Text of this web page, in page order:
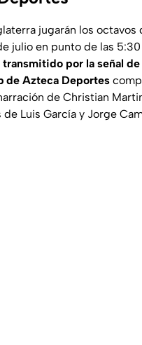
jugarán los octavos
julio en punto de las
por la señal
de Azteca Deportes
de Christian
Luis García y Jorge